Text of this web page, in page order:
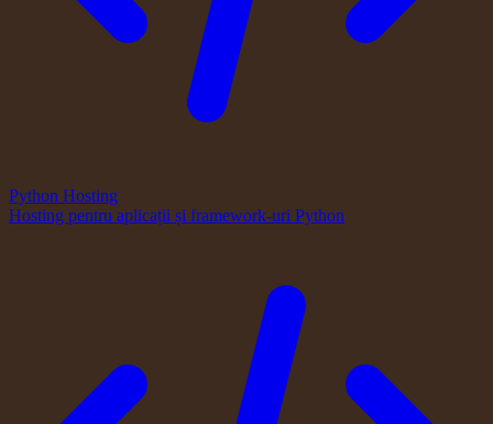
Python Hosting
Hosting pentru aplicații și framework-uri Python